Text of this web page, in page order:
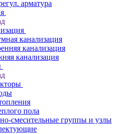
арматура
канализация
канализация
канализация
пола
смесительные группы и узлы